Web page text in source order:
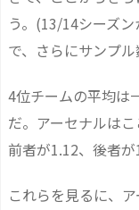
う。(13/14シーズ
で、さらにサンプ
4位チームの平均は
だ。アーセナルは
前者が1.12、後者が
これらを見るに、